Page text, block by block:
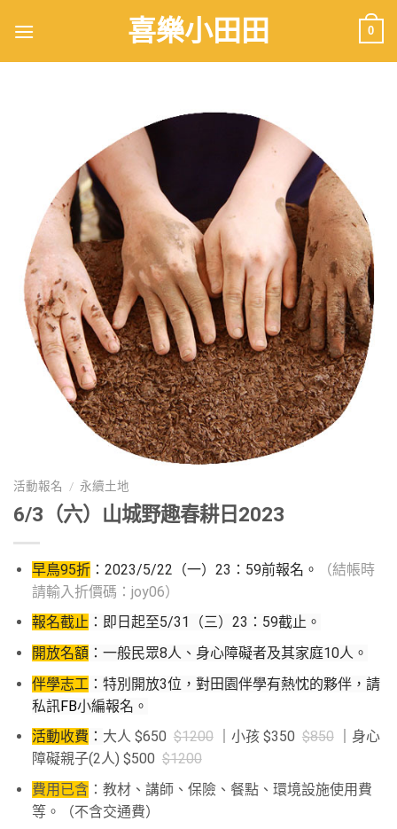
喜樂小田田 0
活動報名 / 永續土地
6/3（六）山城野趣春耕日2023
早鳥95折：2023/5/22（一）23：59前報名。
（結帳時
請輸入折價碼：joy06）
報名截止 ：即日起至5/31（三） 23：59截止。
開放名額：一般民眾8人、身心障礙者及其家庭10人。
伴學志工 ：特別開放3位，對田園伴學有熱忱的夥伴，請
私訊FB小編報名。
活動收費 ： 大人 $650 $1200 小孩 $350 $850
身心
障礙親子(2人) $500 $1200
費用已含 ：教材、講師、保險、餐點、環境設施使用費
等。（不含交通費）